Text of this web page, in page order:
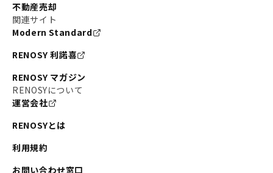
不動産売却
関連サイト
Modern Standard
RENOSY 利諾喜
RENOSY マガジン
RENOSYについて
運営会社
RENOSYとは
利用規約
お問い合わせ窓口